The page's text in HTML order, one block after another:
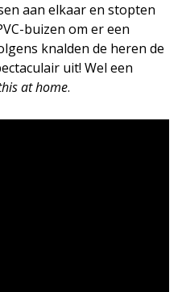
aan elkaar en stopten
buizen om er een
knalden de heren de
uit! Wel een
at home.